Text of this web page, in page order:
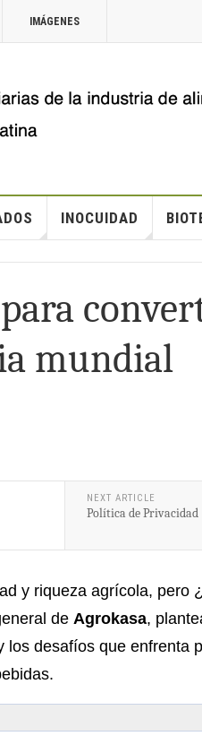
IMÁGENES
INOCUIDAD
mundial
NEXT ARTICLE
Política de Privacidad
y riqueza agrícola, pero
de Agrokasa,
desafíos que enfrenta